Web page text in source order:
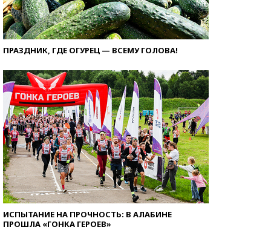
ПРАЗДНИК, ГДЕ ОГУРЕЦ — ВСЕМУ ГОЛОВА!
ИСПЫТАНИЕ НА ПРОЧНОСТЬ: В АЛАБИНЕ
ПРОШЛА «ГОНКА ГЕРОЕВ»